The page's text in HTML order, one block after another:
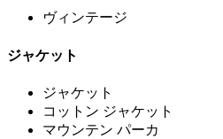
ヴィンテージ
ジャケット
ジャケット
コットン ジャケット
マウンテン パーカ